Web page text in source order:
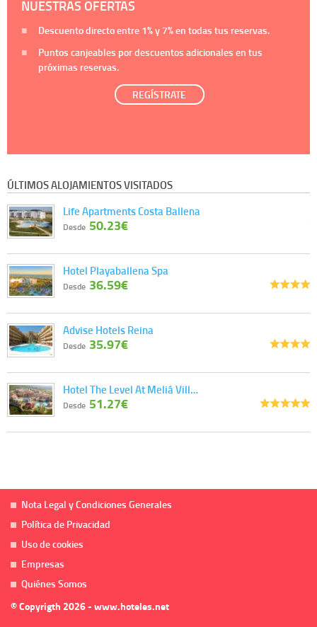
NUESTRAS OFERTAS
Descuento directo entre 1%y 7%en todas tus reservas.
Puntos canjeables por descuentos adicionales en tus
próximas reservas.
REGÍSTRATE
ÚLTIMOS ALOJAMIENTOS VISITADOS
Life Apartments Costa Ballena
Desde 50.23€
Hotel Playaballena Spa
Desde 36.59€
Advise Hotels Reina
Desde 35.97€
Hotel The Level At Meliá Vill…
Desde 51.27€
Nota Legal y Condiciones Generales
Política de Privacidad
Uso de cookies
Empresas
Quiénes Somos
© Copyrigth 2026 - www.hoteles.net